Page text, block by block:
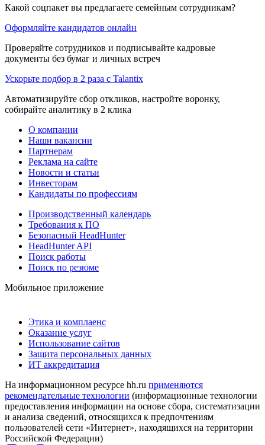
Какой соцпакет вы предлагаете семейным сотрудникам?
Оформляйте кандидатов онлайн
Проверяйте сотрудников и подписывайте кадровые
документы без бумаг и личных встреч
Ускорьте подбор в 2 раза с Talantix
Автоматизируйте сбор откликов, настройте воронку,
собирайте аналитику в 2 клика
О компании
Наши вакансии
Партнерам
Реклама на сайте
Новости и статьи
Инвесторам
Кандидаты по профессиям
Производственный календарь
Требования к ПО
Безопасный HeadHunter
HeadHunter API
Поиск работы
Поиск по резюме
Мобильное приложение
Этика и комплаенс
Оказание услуг
Использование сайтов
Защита персональных данных
ИТ аккредитация
На информационном ресурсе hh.ru применяются
рекомендательные технологии (информационные технологии
предоставления информации на основе сбора, систематизации
и анализа сведений, относящихся к предпочтениям
пользователей сети «Интернет», находящихся на территории
Российской Федерации)